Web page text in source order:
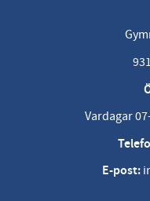
Vardagar
E-post: